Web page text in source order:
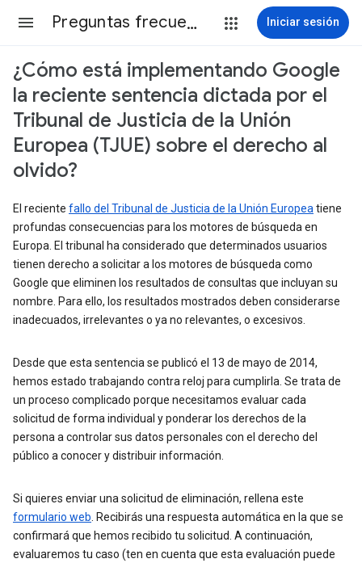
Preguntas frecuentes Iniciar sesión
¿Cómo está implementando Google
la reciente sentencia dictada por el
Tribunal de Justicia de la Unión
Europea (TJUE) sobre el derecho al
olvido?
El reciente fallo del Tribunal de Justicia de la Unión Europea tiene
profundas consecuencias para los motores de búsqueda en
Europa. El tribunal ha considerado que determinados usuarios
tienen derecho a solicitar a los motores de búsqueda como
Google que eliminen los resultados de consultas que incluyan su
nombre. Para ello, los resultados mostrados deben considerarse
inadecuados, irrelevantes o ya no relevantes, o excesivos.
Desde que esta sentencia se publicó el 13 de mayo de 2014,
hemos estado trabajando contra reloj para cumplirla. Se trata de
un proceso complicado porque necesitamos evaluar cada
solicitud de forma individual y ponderar los derechos de la
persona a controlar sus datos personales con el derecho del
público a conocer y distribuir información.
Si quieres enviar una solicitud de eliminación, rellena este
formulario web . Recibirás una respuesta automática en la que se
confirmará que hemos recibido tu solicitud. A continuación,
evaluaremos tu caso (ten en cuenta que esta evaluación puede